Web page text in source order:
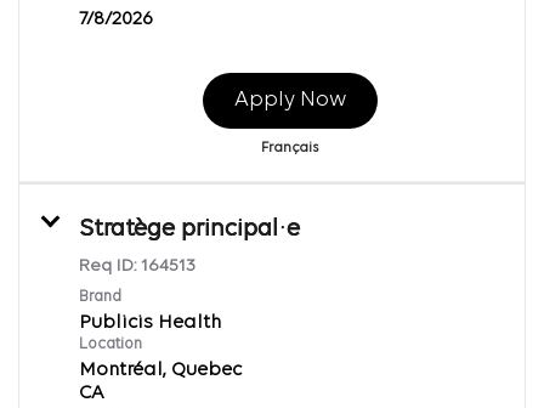
7/8/2026
Apply Now
Français
Stratège principal·e
Req ID: 164513
Brand
Publicis Health
Location
Montréal, Quebec